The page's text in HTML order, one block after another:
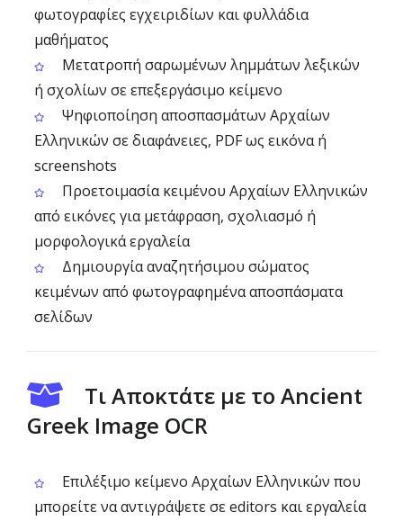
φωτογραφίες εγχειριδίων και φυλλάδια
μαθήματος
Μετατροπή σαρωμένων λημμάτων λεξικών
ή σχολίων σε επεξεργάσιμο κείμενο
Ψηφιοποίηση αποσπασμάτων Αρχαίων
Ελληνικών σε διαφάνειες, PDF ως εικόνα ή
screenshots
Προετοιμασία κειμένου Αρχαίων Ελληνικών
από εικόνες για μετάφραση, σχολιασμό ή
μορφολογικά εργαλεία
Δημιουργία αναζητήσιμου σώματος
κειμένων από φωτογραφημένα αποσπάσματα
σελίδων
Τι Αποκτάτε με το Ancient
Greek Image OCR
Επιλέξιμο κείμενο Αρχαίων Ελληνικών που
μπορείτε να αντιγράψετε σε editors και εργαλεία